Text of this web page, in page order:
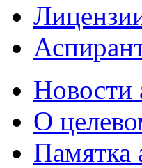
Новости
О
Памятка